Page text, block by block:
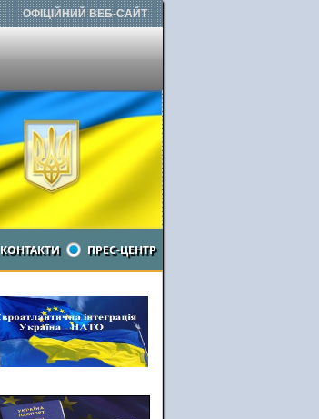
ОФІЦІЙНИЙ ВЕБ-САЙТ
КОНТАКТИ ПРЕС-ЦЕНТР